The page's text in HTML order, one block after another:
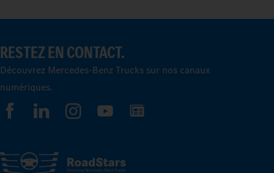
RESTEZ EN CONTACT.
Découvrez Mercedes-Benz Trucks sur nos canaux
numériques.